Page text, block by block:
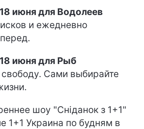
июня для Водолеев
и ежедневно
июня для Рыб
Сами выбирайте
шоу "Сніданок з 1+1"
1+1 Украина по будням в